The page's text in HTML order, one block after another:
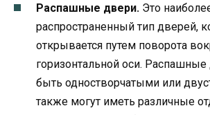
Распашные двери. Это
распространенный тип дверей,
открывается путем поворота
горизонтальной оси.
быть одностворчатыми или
также могут иметь различные